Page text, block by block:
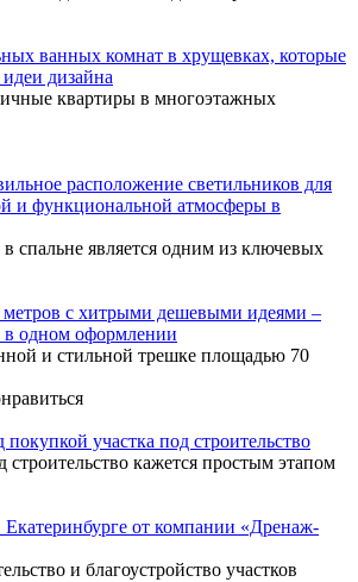
ванных комнат в хрущевках, которые
дизайна
квартиры в многоэтажных
расположение светильников для
и функциональной атмосферы в
спальне является одним из ключевых
метров с хитрыми дешевыми идеями –
в одном оформлении
и стильной трешке площадью 70
покупкой участка под строительство
строительство кажется простым этапом
от компании «Дренаж-
и благоустройство участков